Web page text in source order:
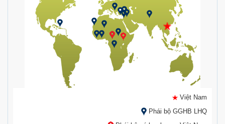
Việt Nam
Phái bộ GGHB LHQ